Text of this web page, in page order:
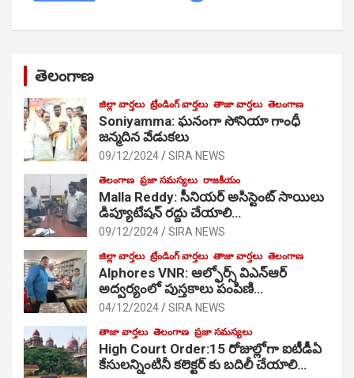
తెలంగాణ
జిల్లా వార్తలు ట్రేండింగ్ వార్తలు తాజా వార్తలు తెలంగాణ
Soniyamma: ఘ‌నంగా సోనియా గాంధీ
జ‌న్మ‌దిన వేడుక‌లు
09/12/2024 SIRA NEWS
తెలంగాణ ప్రజా సమస్యలు రాజకీయం
Malla Reddy: సీనియర్ అసిస్టెంట్ సాయిలు
డిప్యూటేషన్ రద్దు చేయాలి…
09/12/2024 SIRA NEWS
జిల్లా వార్తలు ట్రేండింగ్ వార్తలు తాజా వార్తలు తెలంగాణ
Alphores VNR: ఆల్ఫోర్స్ విఎన్ఆర్
అద్వర్యంలో పుస్తకాలు పంపిణి…
04/12/2024 SIRA NEWS
తాజా వార్తలు తెలంగాణ ప్రజా సమస్యలు
High Court Order:15 రోజుల్లోగా ఐటీడీఏ
కేసులన్నింటినీ కలెక్టర్ కు బదిలీ చేయాలి…